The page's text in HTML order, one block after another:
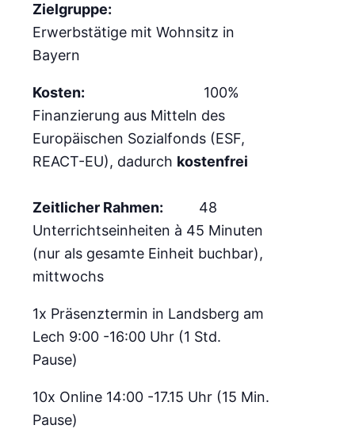
Zielgruppe:
Erwerbstätige mit Wohnsitz in
Bayern
Kosten: 100%
Finanzierung aus Mitteln des
Europäischen Sozialfonds (ESF,
REACT-EU), dadurch kostenfrei
Zeitlicher Rahmen: 48
Unterrichtseinheiten à 45 Minuten
(nur als gesamte Einheit buchbar),
mittwochs
1x Präsenztermin in Landsberg am
Lech 9:00 -16:00 Uhr (1 Std.
Pause)
10x Online 14:00 -17.15 Uhr (15 Min.
Pause)